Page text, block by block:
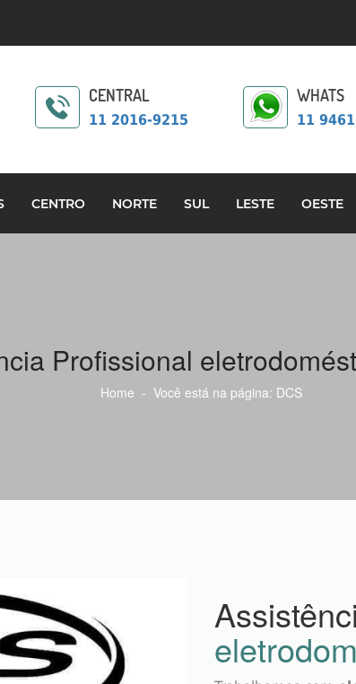
CENTRAL
11 2016-9215
WHATS
11
CENTRO NORTE SUL LESTE OESTE
Profissional
Home - Você está na página: DCS